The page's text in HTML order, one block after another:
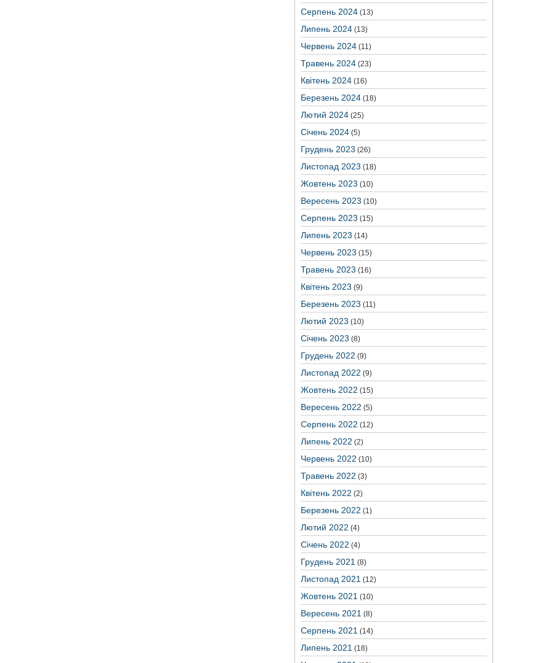
Серпень 2024(13)
Липень 2024(13)
Червень 2024(11)
Травень 2024(23)
Квітень 2024(16)
Березень 2024(18)
Лютий 2024(25)
Січень 2024(5)
Грудень 2023 (26)
Листопад 2023 (18)
Жовтень 2023 (10)
Вересень 2023 (10)
Серпень 2023 (15)
Липень 2023 (14)
Червень 2023 (15)
Травень 2023 (16)
Квітень 2023 (9)
Березень 2023 (11)
Лютий 2023 (10)
Січень 2023 (8)
Грудень 2022 (9)
Листопад 2022 (9)
Жовтень 2022 (15)
Вересень 2022 (5)
Серпень 2022 (12)
Липень 2022 (2)
Червень 2022 (10)
Травень 2022 (3)
Квітень 2022 (2)
Березень 2022 (1)
Лютий 2022 (4)
Січень 2022 (4)
Грудень 2021(8)
Листопад 2021(12)
Жовтень 2021(10)
Вересень 2021(8)
Серпень 2021(14)
Липень 2021(18)